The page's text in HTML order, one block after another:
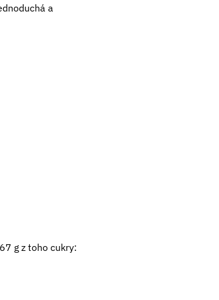
a
g z toho cukry: